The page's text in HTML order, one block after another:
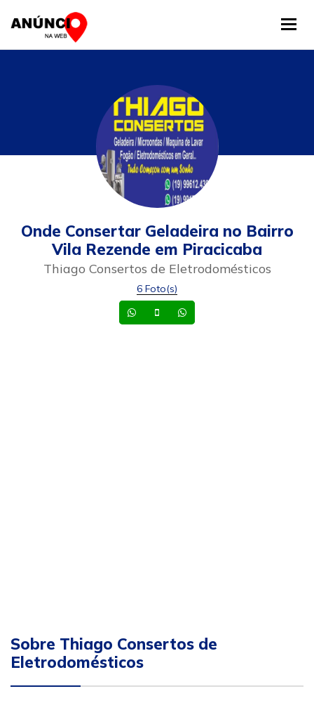
Onde Consertar Geladeira no Bairro
Vila Rezende em Piracicaba
Thiago Consertos de Eletrodomésticos
6 Foto(s)
WhatsappCelular
Sobre Thiago Consertos de
Eletrodomésticos